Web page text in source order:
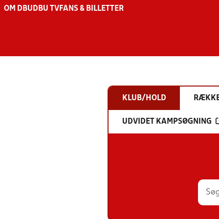
OM DBU DBU TV FANS & BILLETTER
KLUB/HOLD
UDVIDET KAMPSØGNING